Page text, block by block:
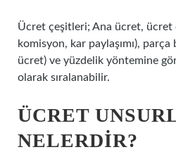
Ücret çeşitleri; Ana ücret, ücret
komisyon, kar paylaşımı), parça
ücret) ve yüzdelik yöntemine
olarak sıralanabilir.
ÜCRET
NELERDIR?